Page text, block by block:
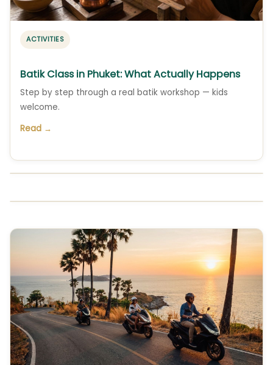
ACTIVITIES
Batik Class in Phuket: What Actually Happens
Step by step through a real batik workshop — kids
welcome.
Read →